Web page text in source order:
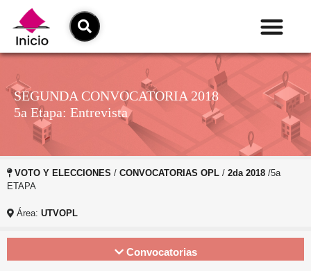
SEGUNDA CONVOCATORIA 2018
5a Etapa: Entrevista
VOTO Y ELECCIONES / CONVOCATORIAS OPL / 2da 2018 /5a
ETAPA
Área: UTVOPL
Convocatorias